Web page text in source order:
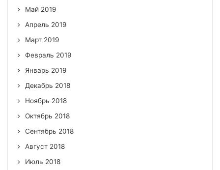
Май 2019
Апрель 2019
Март 2019
Февраль 2019
Январь 2019
Декабрь 2018
Ноябрь 2018
Октябрь 2018
Сентябрь 2018
Август 2018
Июль 2018